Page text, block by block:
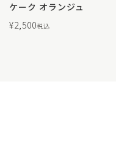
ケーク オランジュ
¥2,500税込